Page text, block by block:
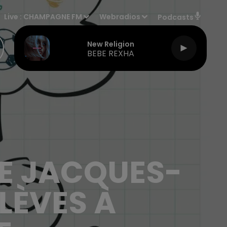
Live : CHAMPAGNE FM Webradios Podcasts
New Religion
BEBE REXHA
JACQUES-
À